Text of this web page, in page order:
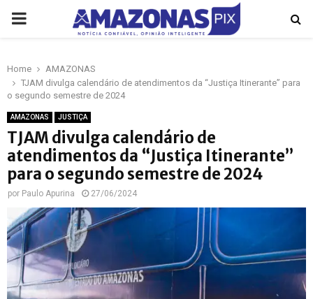
PRIMARY
Home
AMAZONAS
TJAM divulga calendário de atendimentos da “Justiça Itinerante” para
o segundo semestre de 2024
AMAZONAS JUSTIÇA
TJAM divulga calendário de
atendimentos da “Justiça Itinerante”
para o segundo semestre de 2024
por Paulo Apurina 27/06/2024